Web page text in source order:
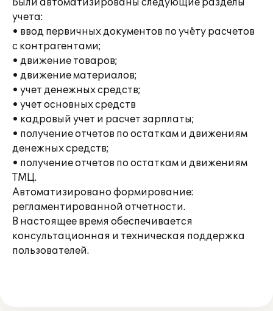
Были автоматизированы следующие разделы
учета:
• ввод первичных документов по учёту расчетов
с контрагентами;
• движение товаров;
• движение материалов;
• учет денежных средств;
• учет основных средств
• кадровый учет и расчет зарплаты;
• получение отчетов по остаткам и движениям
денежных средств;
• получение отчетов по остаткам и движениям
ТМЦ.
Автоматизировано формирование:
регламентированной отчетности.
В настоящее время обеспечивается
консультационная и техническая поддержка
пользователей.